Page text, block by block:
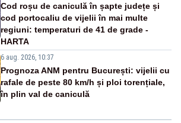
Cod roșu de caniculă în șapte județe și
cod portocaliu de vijelii în mai multe
regiuni: temperaturi de 41 de grade -
HARTA
6 aug. 2026, 10:37
Prognoza ANM pentru București: vijelii cu
rafale de peste 80 km/h și ploi torențiale,
în plin val de caniculă